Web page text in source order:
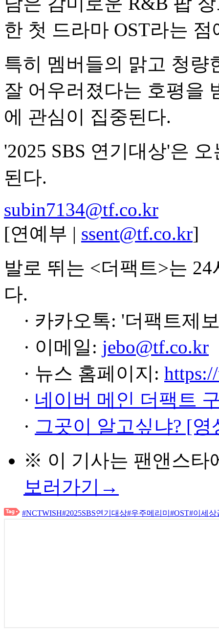
한 첫 드라마 OST라는
특히 멤버들의 맑고 청량
잘 어우러졌다는 호평을
에 관심이 집중된다.
'2025 SBS 연기대상'은
된다.
subin7134@tf.co.kr
[연예부 | ssent@tf.co.kr]
발로 뛰는 <더팩트>는
다.
· 카카오톡: '더팩트제
· 이메일: jebo@tf.co.kr
· 뉴스 홈페이지:
· 네이버 메인 더팩트
· 그곳이 알고싶냐? [
※ 이 기사는 팬앤스타
보러가기→
#NCTWISH#2025SBS연기대상#우주메리미 #OST#이세상